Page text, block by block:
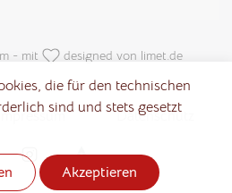
- mit designed von limet.de
Datenschutz
die für den technischen
sind und stets gesetzt
Akzeptieren